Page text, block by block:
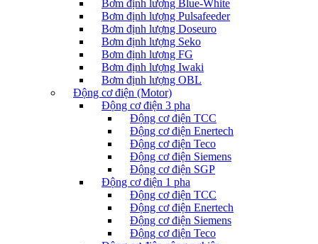
Bơm định lượng Blue-White
Bơm định lượng Pulsafeeder
Bơm định lượng Doseuro
Bơm định lượng Seko
Bơm định lượng FG
Bơm định lượng Iwaki
Bơm định lượng OBL
Động cơ điện (Motor)
Động cơ điện 3 pha
Động cơ điện TCC
Động cơ điện Enertech
Động cơ điện Teco
Động cơ điện Siemens
Động cơ điện SGP
Động cơ điện 1 pha
Động cơ điện TCC
Động cơ điện Enertech
Động cơ điện Siemens
Động cơ điện Teco